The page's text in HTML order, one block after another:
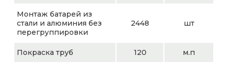
Монтаж батарей из
стали и алюминия без
перегруппировки
2448 шт
Покраска труб 120 м.п